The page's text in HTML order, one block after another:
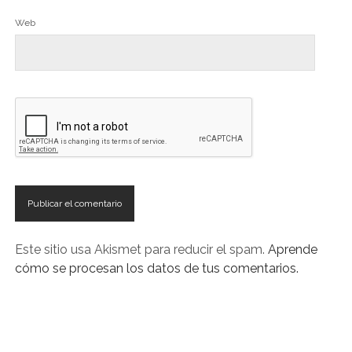
Web
Este sitio usa Akismet para reducir el spam. Aprende
cómo se procesan los datos de tus comentarios.